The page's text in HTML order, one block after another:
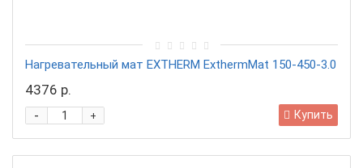
Нагревательный мат EXTHERM ExthermMat 150-450-3.0
4376 р.
+
- Купить